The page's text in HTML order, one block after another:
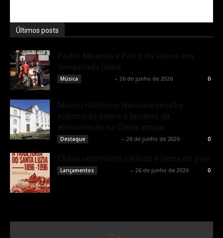
Últimos posts
Música - 26 de junho de 2026 0
Destaque - 26 de junho de 2026 0
Lançamentos - 26 de junho de 2026 0